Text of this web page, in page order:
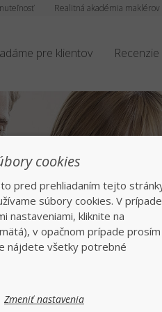
Realitná akadémia maklérov
pre klientov Recenzie
na slovenskom trhu
cookies
pred prehliadaním tejto
súbory cookies. V
nastaveniami, kliknite na
v opačnom prípade prosím
nájdete všetky potrebné
Zmeniť nastavenia